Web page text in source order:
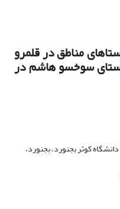
مناطق در قلمرو
سوخسو هاشم در
کوثر بجنورد، بجنورد،